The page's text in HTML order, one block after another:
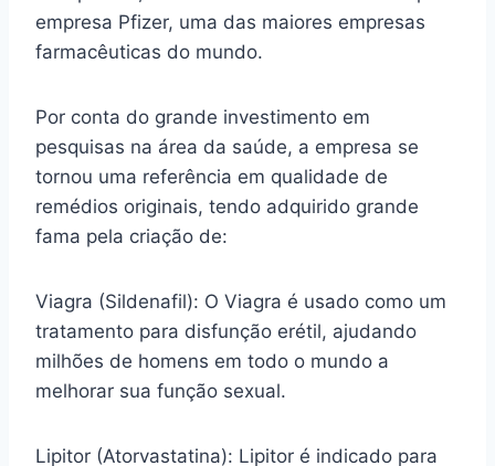
empresa Pfizer, uma das maiores empresas
farmacêuticas do mundo.
Por conta do grande investimento em
pesquisas na área da saúde, a empresa se
tornou uma referência em qualidade de
remédios originais, tendo adquirido grande
fama pela criação de:
Viagra (Sildenafil): O Viagra é usado como um
tratamento para disfunção erétil, ajudando
milhões de homens em todo o mundo a
melhorar sua função sexual.
Lipitor (Atorvastatina): Lipitor é indicado para